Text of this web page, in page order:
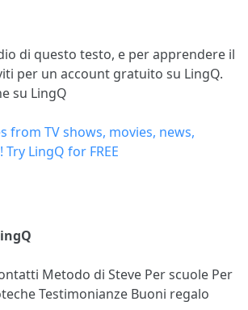
di questo testo, e per apprendere il
per un account gratuito su LingQ.
su LingQ
Metodo di Steve Per scuole Per
Testimonianze Buoni regalo